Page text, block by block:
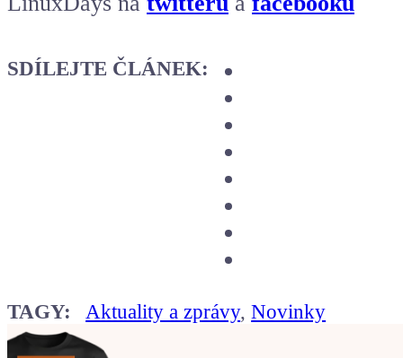
SDÍLEJTE ČLÁNEK:
TAGY: Aktuality a zprávy,Novinky